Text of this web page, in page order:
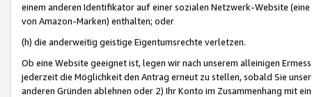
einem anderen Identifikator auf einer sozialen Netzwerk-Website
von Amazon-Marken) enthalten; oder
(h) die anderweitig geistige Eigentumsrechte verletzen.
Ob eine Website geeignet ist, legen wir nach unserem alleinigen
jederzeit die Möglichkeit den Antrag erneut zu stellen, sobald Sie
anderen Gründen ablehnen oder 2) Ihr Konto im Zusammenhang mit